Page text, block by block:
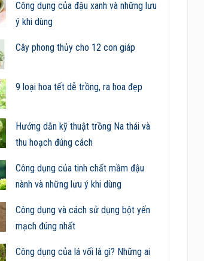
Công dụng của đậu xanh và những lưu
ý khi dùng
Cây phong thủy cho 12 con giáp
9 loại hoa tết dễ trồng, ra hoa đẹp
Hướng dẫn kỹ thuật trồng Na thái và
thu hoạch đúng cách
Công dụng của tinh chất mầm đậu
nành và những lưu ý khi dùng
Công dụng và cách sử dụng bột yến
mạch đúng nhất
Công dụng của lá vối là gì? Những ai